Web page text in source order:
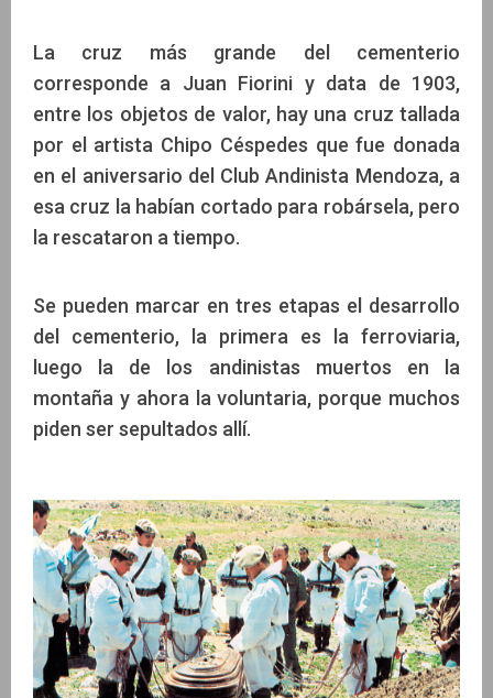
La cruz más grande del cementerio
corresponde a Juan Fiorini y data de 1903,
entre los objetos de valor, hay una cruz tallada
por el artista Chipo Céspedes que fue donada
en el aniversario del Club Andinista Mendoza, a
esa cruz la habían cortado para robársela, pero
la rescataron a tiempo.
Se pueden marcar en tres etapas el desarrollo
del cementerio, la primera es la ferroviaria,
luego la de los andinistas muertos en la
montaña y ahora la voluntaria, porque muchos
piden ser sepultados allí.